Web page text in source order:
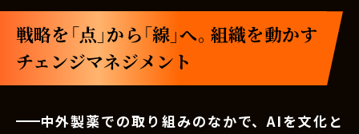
戦略を「点」から「線」へ。組織を動かす
チェンジマネジメント
中外製薬での取り組みのなかで、AIを文化と